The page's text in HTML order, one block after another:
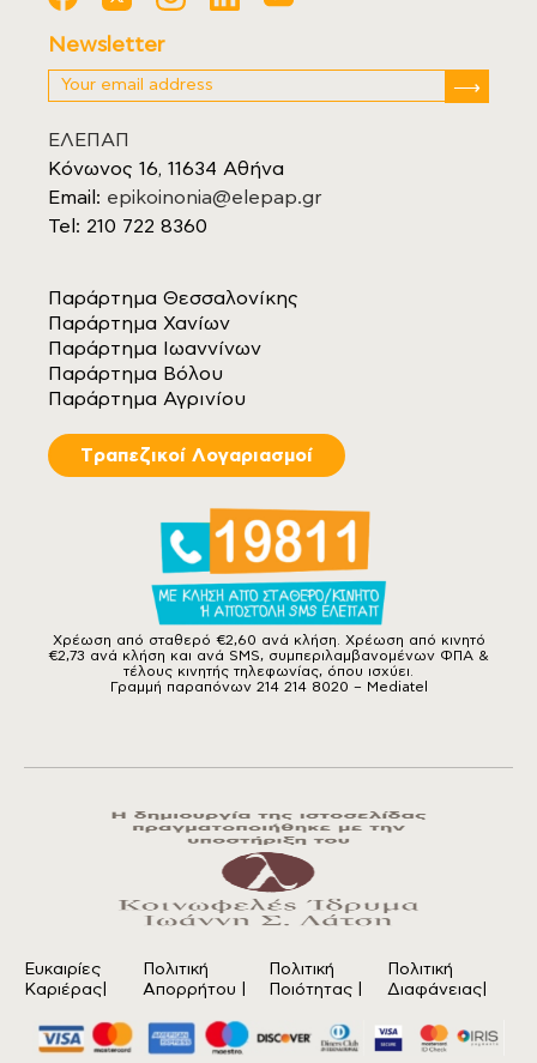
Newsletter
ΕΛΕΠΑΠ
Κόνωνος 16, 11634 Αθήνα
Email: epikoinonia@elepap.gr
Tel: 210 722 8360
Παράρτημα Θεσσαλονίκης
Παράρτημα Χανίων
Παράρτημα Ιωαννίνων
Παράρτημα Βόλου
Παράρτημα Αγρινίου
Tραπεζικοί Λογαριασμοί
Χρέωση από σταθερό €2,60 ανά κλήση. Χρέωση από κινητό
€2,73 ανά κλήση και ανά SMS, συμπεριλαμβανομένων ΦΠΑ &
τέλους κινητής τηλεφωνίας, όπου ισχύει.
Γραμμή παραπόνων 214 214 8020 – Mediatel
Ευκαιρίες
Καριέρας|
Πολιτική
Απορρήτου
Πολιτική
Ποιότητας
Πολιτική
Διαφάνειας|